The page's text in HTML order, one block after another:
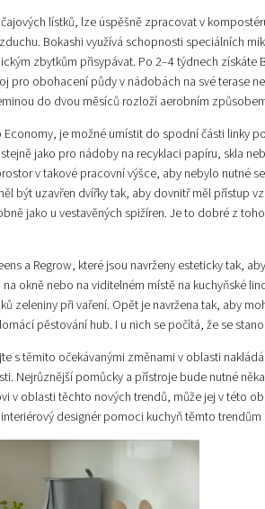
lístků, lze úspěšně zpracovat v
Bokashi využívá schopnosti speciálních
zbytkům přisypávat. Po 2–4 týdnech získáte
pro obohacení půdy v nádobách na své terase
do dvou měsíců rozloží aerobním
je možné umístit do spodní části linky
jako pro nádoby na recyklaci papíru, skla
v takové pracovní výšce, aby nebylo nutné
být uzavřen dvířky tak, aby dovnitř měl přístup
jako u vestavěných spižíren. Je to dobré z
a Regrow, které jsou navrženy esteticky tak,
okně nebo na viditelném místě na kuchyňské
při vaření. Opět je navržena tak, aby
pěstování hub. I u nich se počítá, že se
s těmito očekávanými změnami v oblasti
Nejrůznější pomůcky a přístroje bude nutné
v oblasti těchto nových trendů, může jej v této
designér pomoci kuchyň těmto